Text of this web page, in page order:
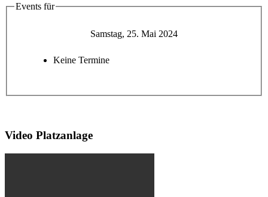
Events für
Samstag, 25. Mai 2024
Keine Termine
Video Platzanlage